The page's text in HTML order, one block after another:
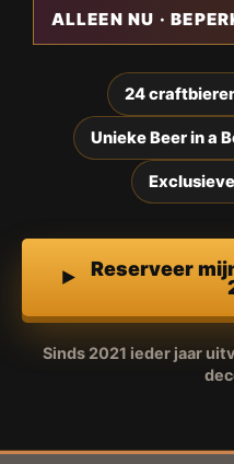
ALLEEN NU ·
24
Unieke Beer in a
Reserveer
Sinds 2021 ieder jaar